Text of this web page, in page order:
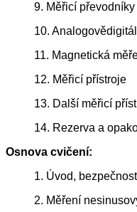
9. Měřicí
10.
11. Magnetická
12. Měřicí přístroje
13. Další měřicí
14. Rezerva a
Osnova cvičení:
1. Úvod,
2. Měření